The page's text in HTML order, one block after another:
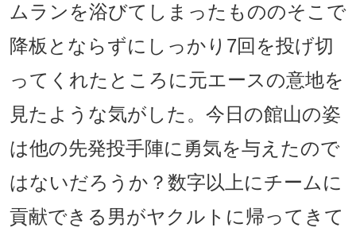
ムランを浴びてしまったもののそこで
降板とならずにしっかり7回を投げ切
ってくれたところに元エースの意地を
見たような気がした。今日の館山の姿
は他の先発投手陣に勇気を与えたので
はないだろうか？数字以上にチームに
貢献できる男がヤクルトに帰ってきて